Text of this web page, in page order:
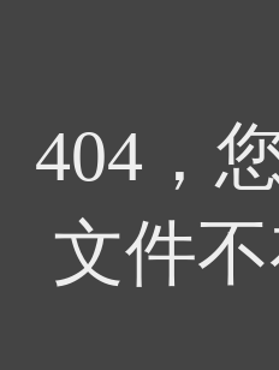
404，
文件